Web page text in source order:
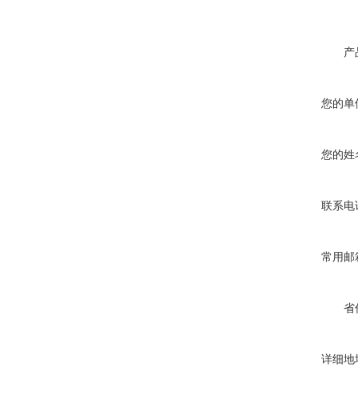
产
您的单
您的姓
联系电
常用邮
省
详细地